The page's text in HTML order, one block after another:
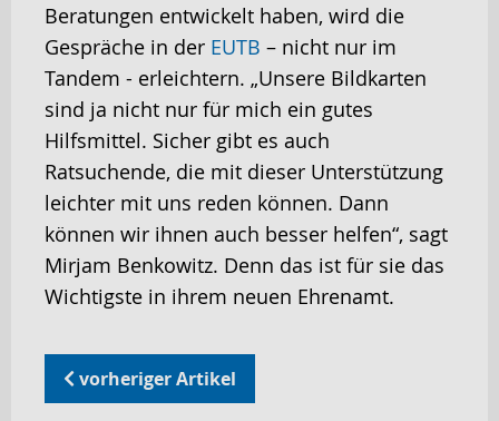
Beratungen entwickelt haben, wird die
Gespräche in der EUTB – nicht nur im
Tandem - erleichtern. „Unsere Bildkarten
sind ja nicht nur für mich ein gutes
Hilfsmittel. Sicher gibt es auch
Ratsuchende, die mit dieser Unterstützung
leichter mit uns reden können. Dann
können wir ihnen auch besser helfen“, sagt
Mirjam Benkowitz. Denn das ist für sie das
Wichtigste in ihrem neuen Ehrenamt.
vorheriger Artikel